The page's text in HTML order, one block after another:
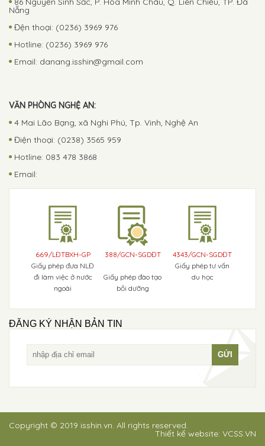
Nẵng
Đện thoại: (0236) 3969 976
Hotline: (0236) 3969 976
Email: danang.isshin@gmail.com
VĂN PHÒNG NGHỆ AN:
4 Mai Lão Bạng, xã Nghi Phú, Tp. Vinh, Nghệ An
Điện thoại: (0238) 3565 959
Hotline: 083 478 3868
Email:
669/LĐTBXH-GP
Giấy phép đưa NLĐ
đi làm việc ở nước
ngoài
388/GCN-SGDĐT
Giấy phép đào tạo
bồi dưỡng
4343/GCN-SGDĐT
Giấy phép tư vấn
du học
ĐĂNG KÝ NHẬN BẢN TIN
Copyright © 2019 isshin.vn. All rights reserved.
Thiết kế website: VCSS.VN